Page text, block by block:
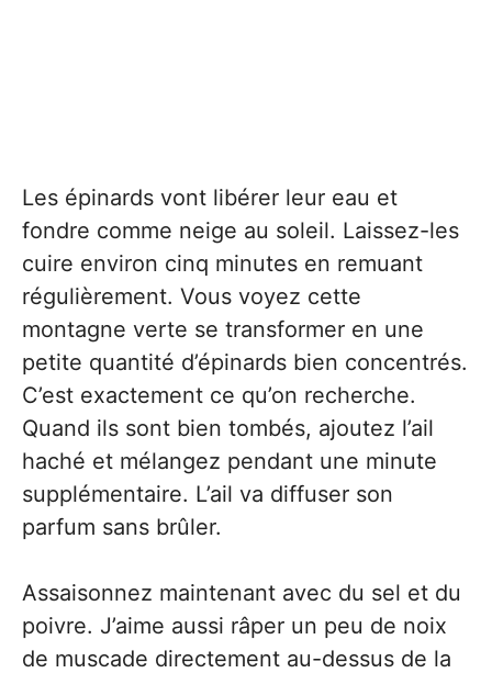
Les épinards vont libérer leur eau et
fondre comme neige au soleil. Laissez-les
cuire environ cinq minutes en remuant
régulièrement. Vous voyez cette
montagne verte se transformer en une
petite quantité d’épinards bien concentrés.
C’est exactement ce qu’on recherche.
Quand ils sont bien tombés, ajoutez l’ail
haché et mélangez pendant une minute
supplémentaire. L’ail va diffuser son
parfum sans brûler.
Assaisonnez maintenant avec du sel et du
poivre. J’aime aussi râper un peu de noix
de muscade directement au-dessus de la